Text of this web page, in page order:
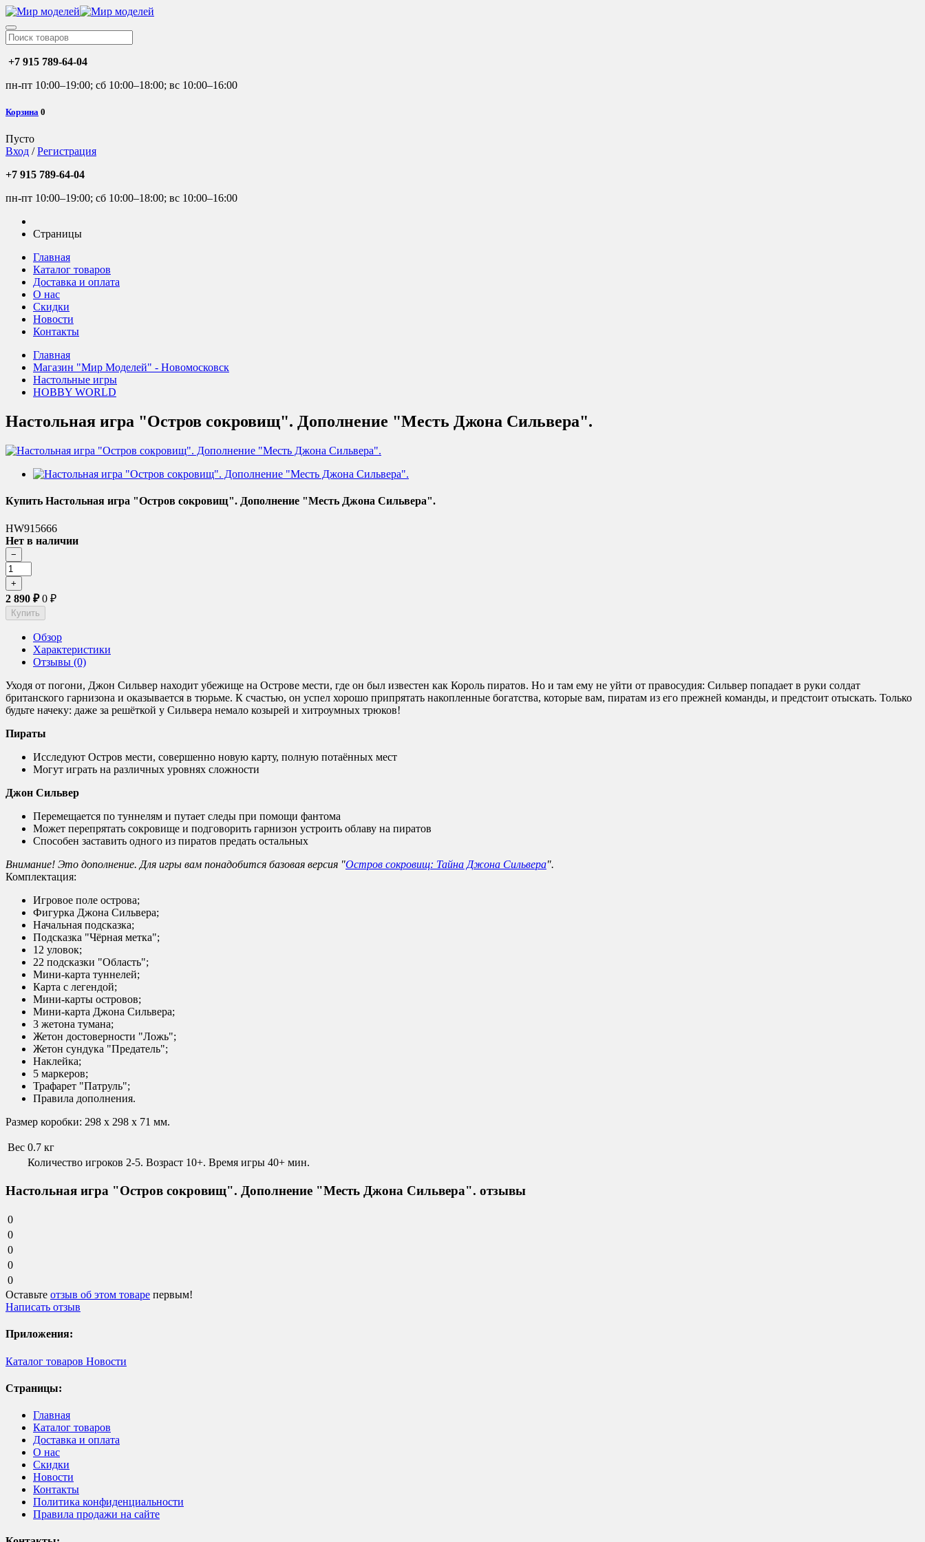
+7 915 789-64-04
пн-пт 10:00–19:00; сб 10:00–18:00; вс 10:00–16:00
Корзина 0
Пусто
Вход /Регистрация
+7 915 789-64-04
пн-пт 10:00–19:00; сб 10:00–18:00; вс 10:00–16:00
Страницы
Главная
Каталог товаров
Доставка и оплата
О нас
Скидки
Новости
Контакты
Главная
Магазин "Мир Моделей" - Новомосковск
Настольные игры
HOBBY WORLD
Настольная игра "Остров сокровищ". Дополнение "Месть Джона Сильвера".
Купить Настольная игра "Остров сокровищ". Дополнение "Месть Джона Сильвера".
HW915666
Нет в наличии
2 890 ₽0 ₽
Обзор
Характеристики
Отзывы (0)
Уходя от погони, Джон Сильвер находит убежище на Острове мести, где он был известен как Король пиратов. Но и там ему не уйти от правосудия: Сильвер попадает в руки солдат
британского гарнизона и оказывается в тюрьме. К счастью, он успел хорошо припрятать накопленные богатства, которые вам, пиратам из его прежней команды, и предстоит отыскать. Только
будьте начеку: даже за решёткой у Сильвера немало козырей и хитроумных трюков!
Пираты
Исследуют Остров мести, совершенно новую карту, полную потаённых мест
Могут играть на различных уровнях сложности
Джон Сильвер
Перемещается по туннелям и путает следы при помощи фантома
Может перепрятать сокровище и подговорить гарнизон устроить облаву на пиратов
Способен заставить одного из пиратов предать остальных
Внимание! Это дополнение. Для игры вам понадобится базовая версия "Остров сокровищ: Тайна Джона Сильвера".
Комплектация:
Игровое поле острова;
Фигурка Джона Сильвера;
Начальная подсказка;
Подсказка "Чёрная метка";
12 уловок;
22 подсказки "Область";
Мини-карта туннелей;
Карта с легендой;
Мини-карты островов;
Мини-карта Джона Сильвера;
3 жетона тумана;
Жетон достоверности "Ложь";
Жетон сундука "Предатель";
Наклейка;
5 маркеров;
Трафарет "Патруль";
Правила дополнения.
Размер коробки: 298 x 298 x 71 мм.
Вес 0.7 кг
Количество игроков 2-5. Возраст 10+. Время игры 40+ мин.
Настольная игра "Остров сокровищ". Дополнение "Месть Джона Сильвера". отзывы
0
0
0
0
0
Оставьте отзыв об этом товаре первым!
Написать отзыв
Приложения:
Каталог товаров Новости
Страницы:
Главная
Каталог товаров
Доставка и оплата
О нас
Скидки
Новости
Контакты
Политика конфиденциальности
Правила продажи на сайте